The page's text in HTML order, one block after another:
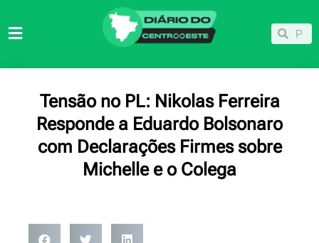
para
Pesquisar
Tensão no PL: Nikolas Ferreira
Responde a Eduardo Bolsonaro
com Declarações Firmes sobre
Michelle e o Colega